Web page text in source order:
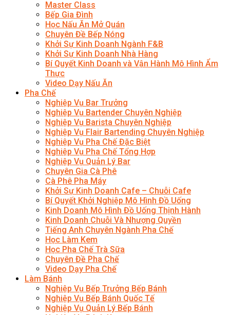
Master Class
Bếp Gia Đình
Học Nấu Ăn Mở Quán
Chuyên Đề Bếp Nóng
Khởi Sự Kinh Doanh Ngành F&B
Khởi Sự Kinh Doanh Nhà Hàng
Bí Quyết Kinh Doanh và Vận Hành Mô Hình Ẩm
Thực
Video Dạy Nấu Ăn
Pha Chế
Nghiệp Vụ Bar Trưởng
Nghiệp Vụ Bartender Chuyên Nghiệp
Nghiệp Vụ Barista Chuyên Nghiệp
Nghiệp Vụ Flair Bartending Chuyên Nghiệp
Nghiệp Vụ Pha Chế Đặc Biệt
Nghiệp Vụ Pha Chế Tổng Hợp
Nghiệp Vụ Quản Lý Bar
Chuyên Gia Cà Phê
Cà Phê Pha Máy
Khởi Sự Kinh Doanh Cafe – Chuỗi Cafe
Bí Quyết Khởi Nghiệp Mô Hình Đồ Uống
Kinh Doanh Mô Hình Đồ Uống Thịnh Hành
Kinh Doanh Chuỗi Và Nhượng Quyền
Tiếng Anh Chuyên Ngành Pha Chế
Học Làm Kem
Học Pha Chế Trà Sữa
Chuyên Đề Pha Chế
Video Dạy Pha Chế
Làm Bánh
Nghiệp Vụ Bếp Trưởng Bếp Bánh
Nghiệp Vụ Bếp Bánh Quốc Tế
Nghiệp Vụ Quản Lý Bếp Bánh